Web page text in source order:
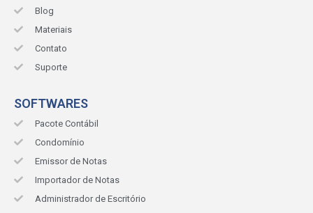
Blog
Materiais
Contato
Suporte
SOFTWARES
Pacote Contábil
Condomínio
Emissor de Notas
Importador de Notas
Administrador de Escritório